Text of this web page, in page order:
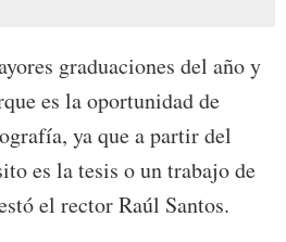
graduaciones del año y
es la oportunidad de
ya que a partir del
es la tesis o un trabajo de
el rector Raúl Santos.